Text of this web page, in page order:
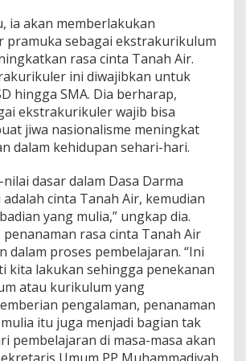
b
ia akan memberlakukan
pramuka sebagai ekstrakurikulum
rasa cinta Tanah Air.
ini diwajibkan untuk
hingga SMA. Dia berharap,
ekstrakurikuler wajib bisa
jiwa nasionalisme meningkat
dalam kehidupan sehari-hari.
dasar dalam Dasa Darma
cinta Tanah Air, kemudian
yang mulia,” ungkap dia.
rasa cinta Tanah Air
dalam proses pembelajaran. “Ini
kita lakukan sehingga penekanan
atau kurikulum yang
pengalaman, penanaman
itu juga menjadi bagian tak
pembelajaran di masa-masa akan